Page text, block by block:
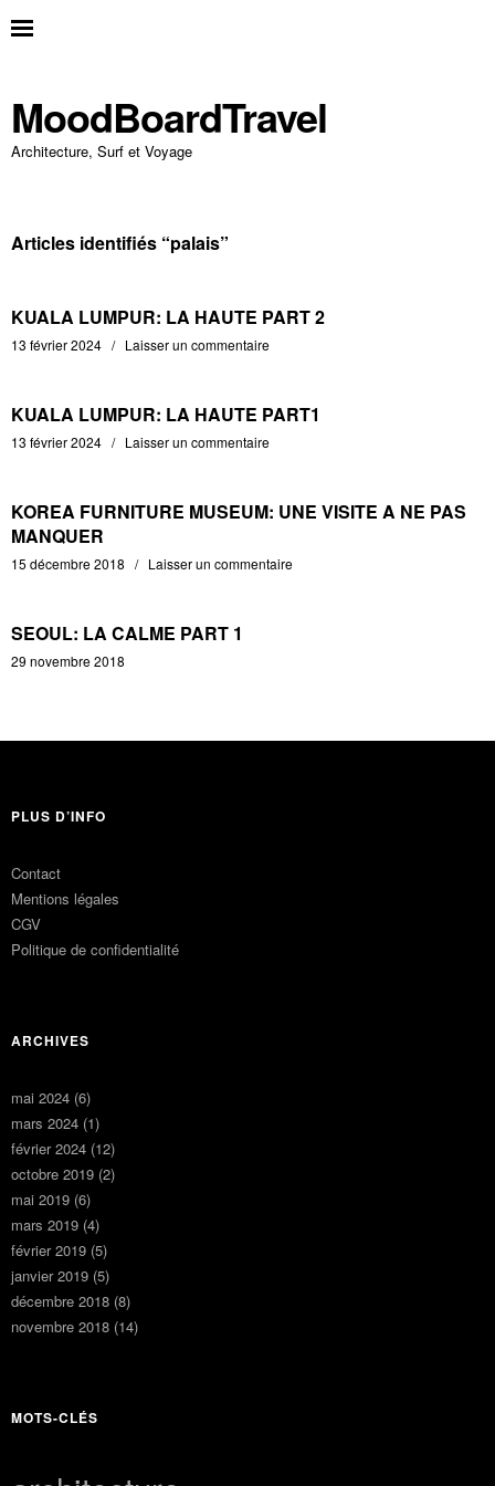
MoodBoardTravel
Architecture, Surf et Voyage
Articles identifiés “palais”
KUALA LUMPUR: LA HAUTE PART 2
13 février 2024 Laisser un commentaire
KUALA LUMPUR: LA HAUTE PART1
13 février 2024 Laisser un commentaire
KOREA FURNITURE MUSEUM: UNE VISITE A NE PAS
MANQUER
15 décembre 2018 Laisser un commentaire
SEOUL: LA CALME PART 1
29 novembre 2018
PLUS D’INFO
Contact
Mentions légales
CGV
Politique de confidentialité
ARCHIVES
mai 2024 (6)
mars 2024 (1)
février 2024 (12)
octobre 2019 (2)
mai 2019 (6)
mars 2019 (4)
février 2019 (5)
janvier 2019 (5)
décembre 2018 (8)
novembre 2018 (14)
MOTS-CLÉS